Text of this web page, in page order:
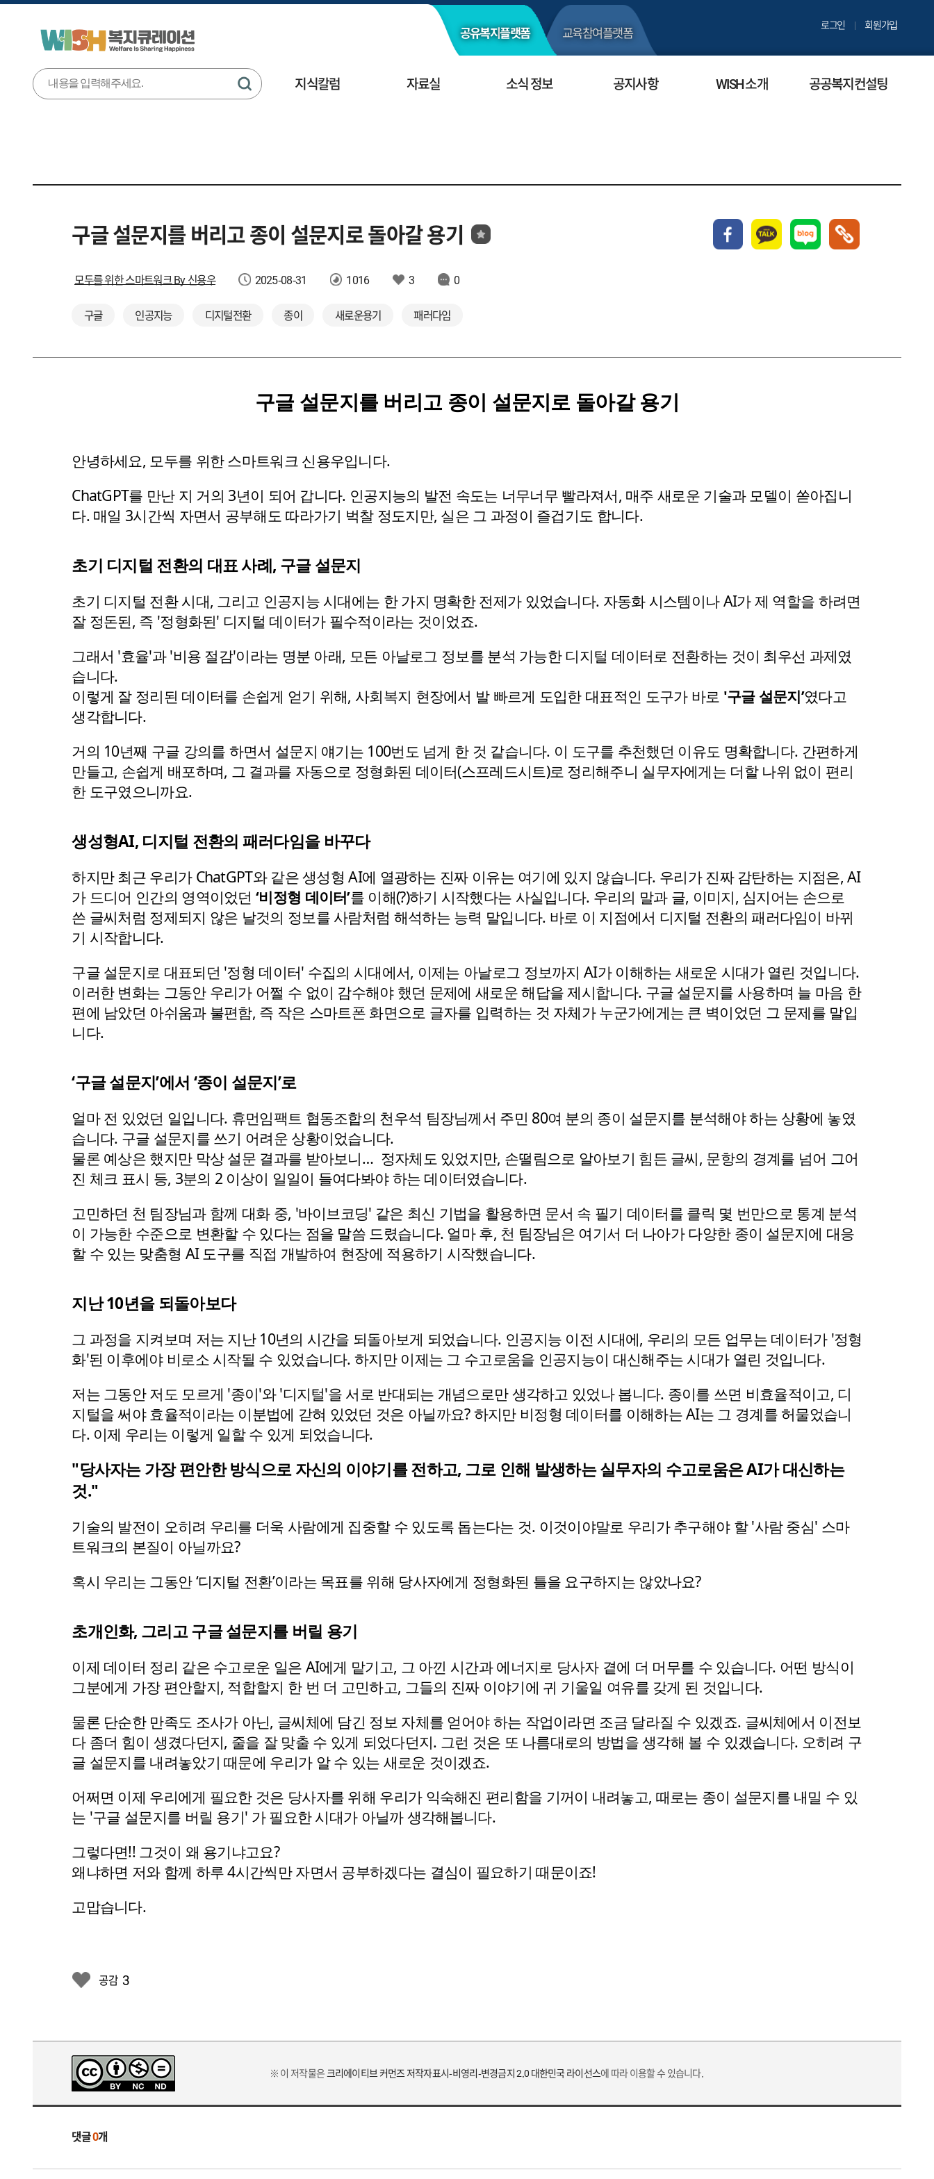
공유복지플랫폼 교육참여플랫폼 로그인 회원가입
지식칼럼 자료실 소식 정보 공지사항 WISH 소개 공공복지컨설팅
구글 설문지를 버리고 종이 설문지로 돌아갈 용기
모두를 위한 스마트워크 By 신용우 2025-08-31 1016 3 0
구글 인공지능 디지털전환 종이 새로운용기 패러다임
구글 설문지를 버리고 종이 설문지로 돌아갈 용기
안녕하세요, 모두를 위한 스마트워크 신용우입니다.
ChatGPT를 만난 지 거의 3년이 되어 갑니다. 인공지능의 발전 속도는 너무너무 빨라져서, 매주 새로운 기술과 모델이 쏟아집니
다. 매일 3시간씩 자면서 공부해도 따라가기 벅찰 정도지만, 실은 그 과정이 즐겁기도 합니다.
초기 디지털 전환의 대표 사례, 구글 설문지
초기 디지털 전환 시대, 그리고 인공지능 시대에는 한 가지 명확한 전제가 있었습니다. 자동화 시스템이나 AI가 제 역할을 하려면
잘 정돈된, 즉 '정형화된' 디지털 데이터가 필수적이라는 것이었죠.
그래서 '효율'과 '비용 절감'이라는 명분 아래, 모든 아날로그 정보를 분석 가능한 디지털 데이터로 전환하는 것이 최우선 과제였
습니다.
이렇게 잘 정리된 데이터를 손쉽게 얻기 위해, 사회복지 현장에서 발 빠르게 도입한 대표적인 도구가 바로 '구글 설문지’였다고
생각합니다.
거의 10년째 구글 강의를 하면서 설문지 얘기는 100번도 넘게 한 것 같습니다. 이 도구를 추천했던 이유도 명확합니다. 간편하게
만들고, 손쉽게 배포하며, 그 결과를 자동으로 정형화된 데이터(스프레드시트)로 정리해주니 실무자에게는 더할 나위 없이 편리
한 도구였으니까요.
생성형AI, 디지털 전환의 패러다임을 바꾸다
하지만 최근 우리가 ChatGPT와 같은 생성형 AI에 열광하는 진짜 이유는 여기에 있지 않습니다. 우리가 진짜 감탄하는 지점은, AI
가 드디어 인간의 영역이었던 ‘비정형 데이터’를 이해(?)하기 시작했다는 사실입니다. 우리의 말과 글, 이미지, 심지어는 손으로
쓴 글씨처럼 정제되지 않은 날것의 정보를 사람처럼 해석하는 능력 말입니다. 바로 이 지점에서 디지털 전환의 패러다임이 바뀌
기 시작합니다.
구글 설문지로 대표되던 '정형 데이터' 수집의 시대에서, 이제는 아날로그 정보까지 AI가 이해하는 새로운 시대가 열린 것입니다.
이러한 변화는 그동안 우리가 어쩔 수 없이 감수해야 했던 문제에 새로운 해답을 제시합니다. 구글 설문지를 사용하며 늘 마음 한
편에 남았던 아쉬움과 불편함, 즉 작은 스마트폰 화면으로 글자를 입력하는 것 자체가 누군가에게는 큰 벽이었던 그 문제를 말입
니다.
‘구글 설문지’에서 ‘종이 설문지’로
얼마 전 있었던 일입니다. 휴먼임팩트 협동조합의 천우석 팀장님께서 주민 80여 분의 종이 설문지를 분석해야 하는 상황에 놓였
습니다. 구글 설문지를 쓰기 어려운 상황이었습니다.
물론 예상은 했지만 막상 설문 결과를 받아보니…  정자체도 있었지만, 손떨림으로 알아보기 힘든 글씨, 문항의 경계를 넘어 그어
진 체크 표시 등, 3분의 2 이상이 일일이 들여다봐야 하는 데이터였습니다.
고민하던 천 팀장님과 함께 대화 중, '바이브코딩' 같은 최신 기법을 활용하면 문서 속 필기 데이터를 클릭 몇 번만으로 통계 분석
이 가능한 수준으로 변환할 수 있다는 점을 말씀 드렸습니다. 얼마 후, 천 팀장님은 여기서 더 나아가 다양한 종이 설문지에 대응
할 수 있는 맞춤형 AI 도구를 직접 개발하여 현장에 적용하기 시작했습니다.
지난 10년을 되돌아보다
그 과정을 지켜보며 저는 지난 10년의 시간을 되돌아보게 되었습니다. 인공지능 이전 시대에, 우리의 모든 업무는 데이터가 '정형
화'된 이후에야 비로소 시작될 수 있었습니다. 하지만 이제는 그 수고로움을 인공지능이 대신해주는 시대가 열린 것입니다.
저는 그동안 저도 모르게 '종이'와 '디지털'을 서로 반대되는 개념으로만 생각하고 있었나 봅니다. 종이를 쓰면 비효율적이고, 디
지털을 써야 효율적이라는 이분법에 갇혀 있었던 것은 아닐까요? 하지만 비정형 데이터를 이해하는 AI는 그 경계를 허물었습니
다. 이제 우리는 이렇게 일할 수 있게 되었습니다.
"당사자는 가장 편안한 방식으로 자신의 이야기를 전하고, 그로 인해 발생하는 실무자의 수고로움은 AI가 대신하는
것."
기술의 발전이 오히려 우리를 더욱 사람에게 집중할 수 있도록 돕는다는 것. 이것이야말로 우리가 추구해야 할 '사람 중심' 스마
트워크의 본질이 아닐까요?
혹시 우리는 그동안 ‘디지털 전환’이라는 목표를 위해 당사자에게 정형화된 틀을 요구하지는 않았나요?
초개인화, 그리고 구글 설문지를 버릴 용기
이제 데이터 정리 같은 수고로운 일은 AI에게 맡기고, 그 아낀 시간과 에너지로 당사자 곁에 더 머무를 수 있습니다. 어떤 방식이
그분에게 가장 편안할지, 적합할지 한 번 더 고민하고, 그들의 진짜 이야기에 귀 기울일 여유를 갖게 된 것입니다.
물론 단순한 만족도 조사가 아닌, 글씨체에 담긴 정보 자체를 얻어야 하는 작업이라면 조금 달라질 수 있겠죠. 글씨체에서 이전보
다 좀더 힘이 생겼다던지, 줄을 잘 맞출 수 있게 되었다던지. 그런 것은 또 나름대로의 방법을 생각해 볼 수 있겠습니다. 오히려 구
글 설문지를 내려놓았기 때문에 우리가 알 수 있는 새로운 것이겠죠.
어쩌면 이제 우리에게 필요한 것은 당사자를 위해 우리가 익숙해진 편리함을 기꺼이 내려놓고, 때로는 종이 설문지를 내밀 수 있
는 '구글 설문지를 버릴 용기' 가 필요한 시대가 아닐까 생각해봅니다.
그렇다면!! 그것이 왜 용기냐고요?
왜냐하면 저와 함께 하루 4시간씩만 자면서 공부하겠다는 결심이 필요하기 때문이죠!
고맙습니다.
공감 3
※ 이 저작물은크리에이티브 커먼즈 저작자표시-비영리-변경금지 2.0 대한민국 라이선스에 따라 이용할 수 있습니다.
댓글0개